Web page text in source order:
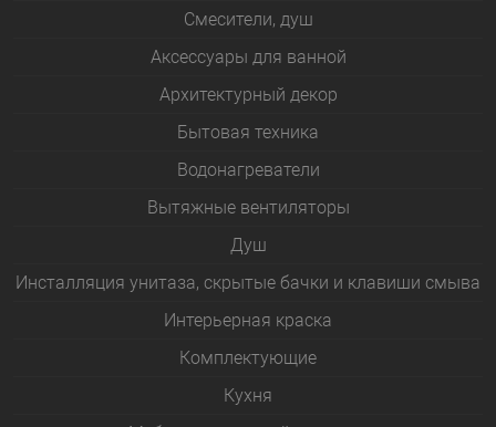
Смесители, душ
Аксессуары для ванной
Архитектурный декор
Бытовая техника
Водонагреватели
Вытяжные вентиляторы
Душ
Инсталляция унитаза, скрытые бачки и клавиши смыва
Интерьерная краска
Комплектующие
Кухня